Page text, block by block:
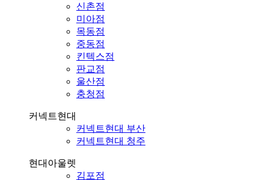
신촌점
미아점
목동점
중동점
킨텍스점
판교점
울산점
충청점
커넥트현대
커넥트현대 부산
커넥트현대 청주
현대아울렛
김포점